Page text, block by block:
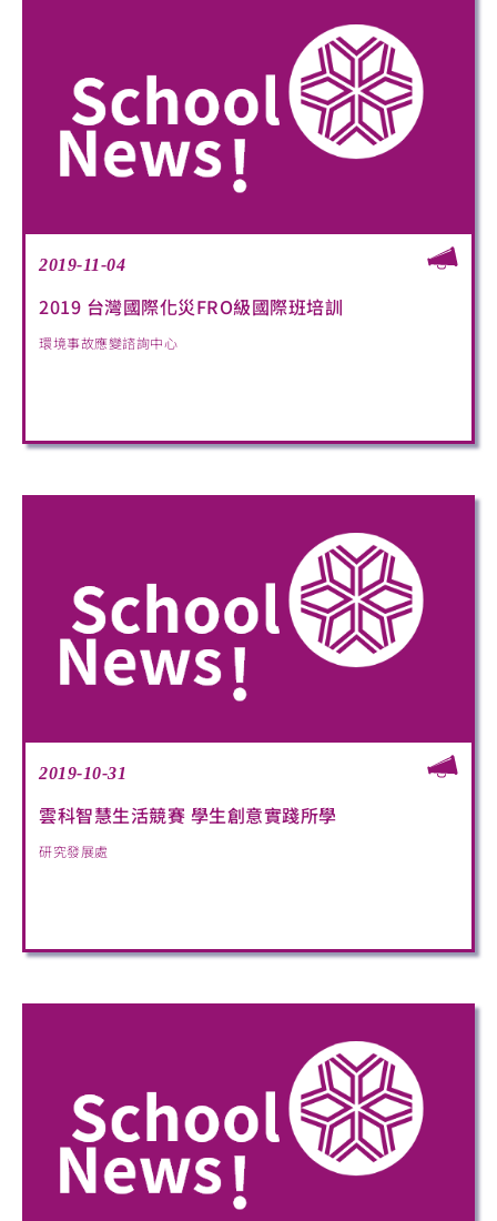
2019-11-04
2019 台灣國際化災FRO級國際班培訓
環境事故應變諮詢中心
2019-10-31
雲科智慧生活競賽 學生創意實踐所學
研究發展處